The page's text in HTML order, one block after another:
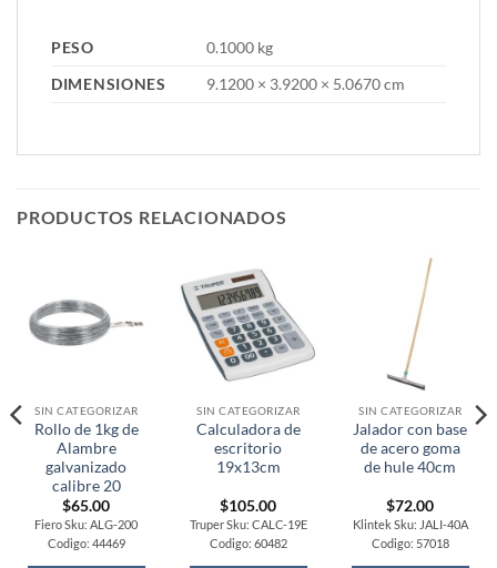
PESO
0.1000 kg
DIMENSIONES
9.1200 × 3.9200 × 5.0670 cm
PRODUCTOS RELACIONADOS
SIN CATEGORIZAR
Rollo de 1kg de
Alambre
galvanizado
calibre 20
$65.00
Fiero Sku: ALG-200
Codigo: 44469
SIN CATEGORIZAR
Calculadora de
escritorio
19x13cm
$105.00
Truper Sku: CALC-19E
Codigo: 60482
SIN CATEGORIZAR
Jalador con base
de acero goma
de hule 40cm
$72.00
Klintek Sku: JALI-40A
Codigo: 57018